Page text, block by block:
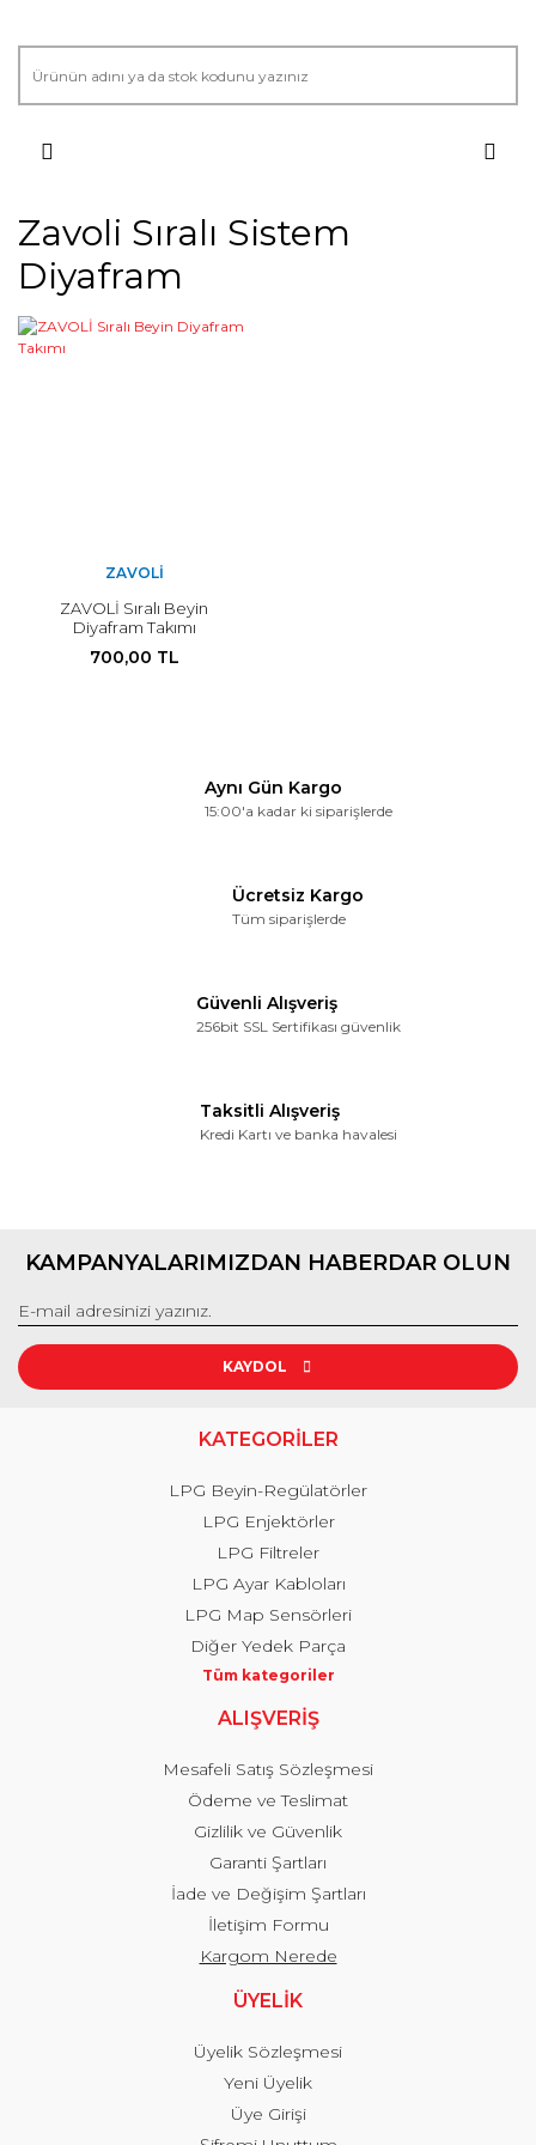
Zavoli Sıralı Sistem
Diyafram
ZAVOLI
ZAVOLİ Sıralı Beyin
Diyafram Takımı
700,00 TL
Aynı Gün Kargo
15:00'a kadar ki siparişlerde
Ücretsiz Kargo
Tüm siparişlerde
Güvenli Alışveriş
256bit SSL Sertifikası güvenlik
Taksitli Alışveriş
Kredi Kartı ve banka havalesi
KAMPANYALARIMIZDAN HABERDAR OLUN
KAYDOL
KATEGORİLER
LPG Beyin-Regülatörler
LPG Enjektörler
LPG Filtreler
LPG Ayar Kabloları
LPG Map Sensörleri
Diğer Yedek Parça
Tüm kategoriler
ALIŞVERİŞ
Mesafeli Satış Sözleşmesi
Ödeme ve Teslimat
Gizlilik ve Güvenlik
Garanti Şartları
İade ve Değişim Şartları
İletişim Formu
Kargom Nerede
ÜYELİK
Üyelik Sözleşmesi
Yeni Üyelik
Üye Girişi